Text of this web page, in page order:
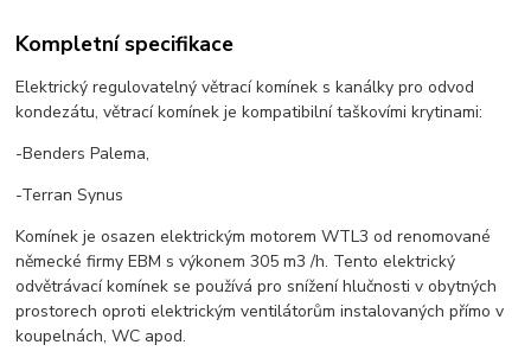
Kompletní specifikace
Elektrický regulovatelný větrací komínek s kanálky pro odvod
kondezátu, větrací komínek je kompatibilní taškovími krytinami:
-Benders Palema,
-Terran Synus
Komínek je osazen elektrickým motorem WTL3 od renomované
německé firmy EBM s výkonem 305 m3 /h. Tento elektrický
odvětrávací komínek se používá pro snížení hlučnosti v obytných
prostorech oproti elektrickým ventilátorům instalovaných přímo v
koupelnách, WC apod.